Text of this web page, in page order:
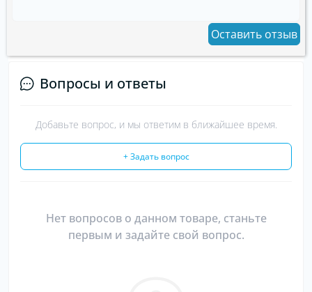
Оставить отзыв
Вопросы и ответы
Добавьте вопрос, и мы ответим в ближайшее время.
+ Задать вопрос
Нет вопросов о данном товаре, станьте
первым и задайте свой вопрос.